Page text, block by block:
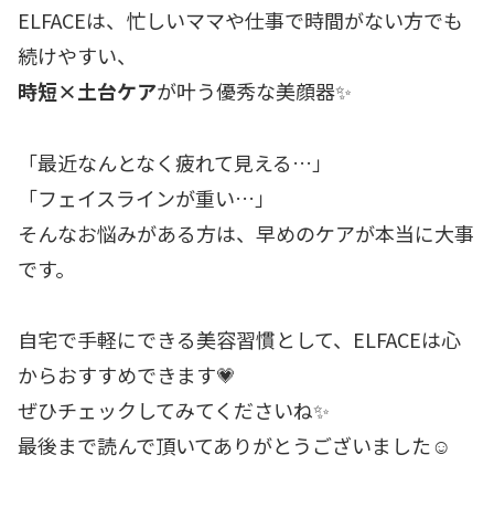
ELFACEは、忙しいママや仕事で時間がない方でも
続けやすい、
時短×土台ケアが叶う優秀な美顔器✨
「最近なんとなく疲れて見える…」
「フェイスラインが重い…」
そんなお悩みがある方は、早めのケアが本当に大事
です。
自宅で手軽にできる美容習慣として、ELFACEは心
からおすすめできます💗
ぜひチェックしてみてくださいね✨
最後まで読んで頂いてありがとうございました☺️